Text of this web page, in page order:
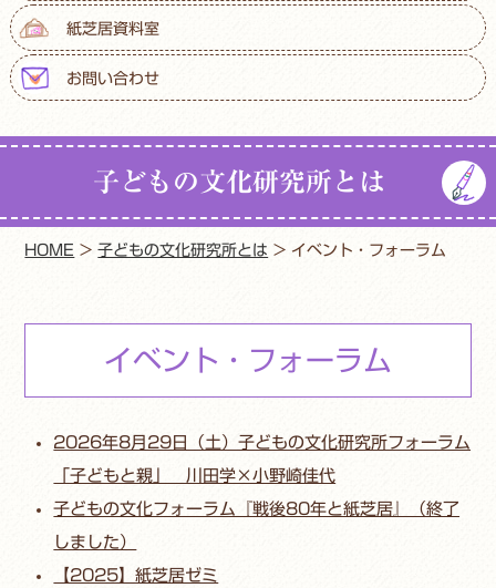
紙芝居資料室
お問い合わせ
子どもの文化研究所とは
HOME >子どもの文化研究所とは > イベント・フォーラム
イベント・フォーラム
2026年8月29日（土）子どもの文化研究所フォーラム
「子どもと親」 川田学×小野崎佳代
子どもの文化フォーラム『戦後80年と紙芝居』（終了
しました）
【2025】紙芝居ゼミ